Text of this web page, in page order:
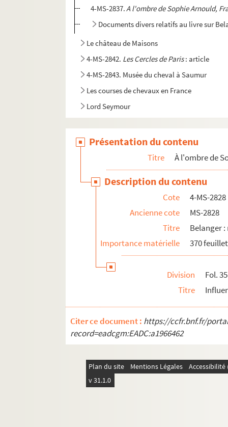
4-MS-2837.A l'ombre de Sophie Arnould,
Documents divers relatifs au livre sur
Le château de Maisons
4-MS-2842. Les Cercles de Paris: article
4-MS-2843. Musée du cheval à Saumur
Les courses de chevaux en France
Lord Seymour
Présentation du contenu
Titre À l'ombre de
Description du contenu
Cote
4-MS-2828
Ancienne cote
MS-2828
Titre
Belanger
Importance matérielle
370
Division
Fol.
Titre
Citer ce document : https://ccfr.bnf.fr/
record=eadcgm:EADC:a1966462
Plan du site Mentions Légales
v 31.1.0